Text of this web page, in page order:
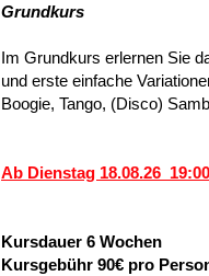
Grundkurs
Im Grundkurs erlernen Sie
und erste einfache
Boogie, Tango, (Disco)
Ab Dienstag 18.08.26
Kursdauer 6 Wochen
Kursgebühr 90€ pro